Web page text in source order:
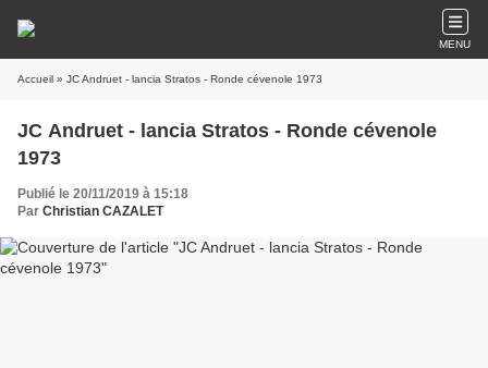
MENU
Accueil » JC Andruet - lancia Stratos - Ronde cévenole 1973
JC Andruet - lancia Stratos - Ronde cévenole
1973
Publié le 20/11/2019 à 15:18
Par Christian CAZALET